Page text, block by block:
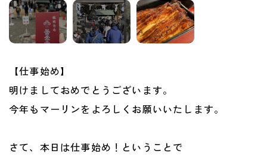
【仕事始め】
明けましておめでとうございます。
今年もマーリンをよろしくお願いいたします。
さて、本日は仕事始め！ということで